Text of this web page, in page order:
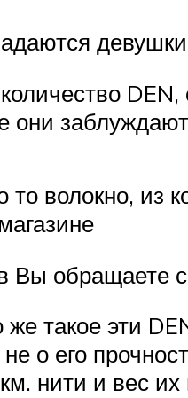
DEN,
они
то волокно,
Вы обращаете
такое эти
о его
нити и вес